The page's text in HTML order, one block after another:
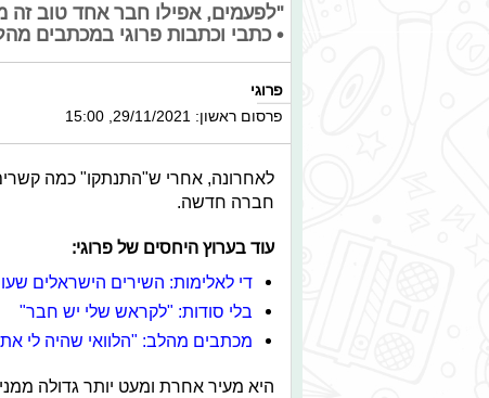
"לפעמים, אפילו חבר אחד טוב זה
• כתבי וכתבות פרוגי במכתבים
פרוגי
פרסום ראשון: 29/11/2021, 15:00
לאחרונה, אחרי ש"התנתקו" כמה
חברה חדשה.
עוד בערוץ היחסים של פרוגי:
די לאלימות: השירים הישראלים
בלי סודות: "לקראש שלי יש חבר"
מכתבים מהלב: "הלוואי שהיה לי
היא מעיר אחרת ומעט יותר גדולה